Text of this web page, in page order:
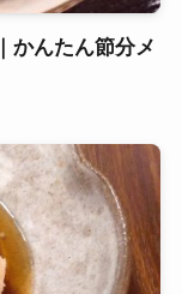
かんたん節分メ